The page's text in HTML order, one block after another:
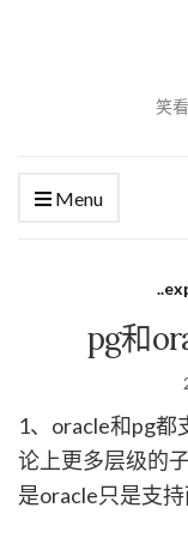
笑
Menu
pg和
1、oracle和pg都
论上更多层级的
是oracle只是支持